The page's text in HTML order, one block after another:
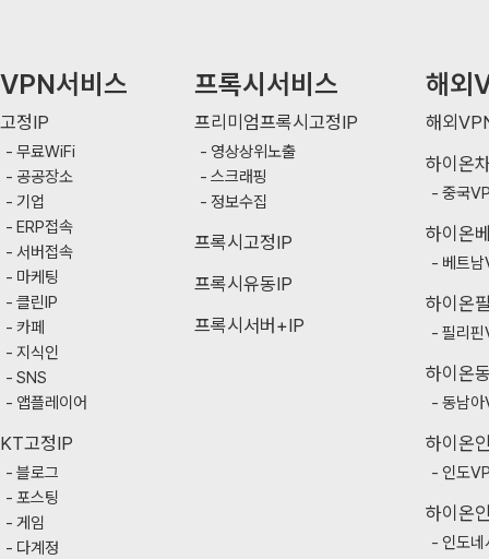
VPN서비스
고정IP
무료WiFi
공공장소
기업
ERP접속
서버접속
마케팅
클린IP
카페
지식인
SNS
앱플레이어
KT고정IP
블로그
포스팅
게임
다계정
프록시서비스
프리미엄프록시고정IP
영상상위노출
스크래핑
정보수집
프록시고정IP
프록시유동IP
프록시서버+IP
해외
해외
하이온
중국
하이온
베트
하이온
필리
하이온
동남
하이온
인도
하이온
인도